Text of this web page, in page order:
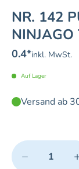
NR. 142
NINJAGO
0.4*inkl. MwSt.
Auf Lager
Versand ab
Quantity
−
Minimum
Add 1 item to